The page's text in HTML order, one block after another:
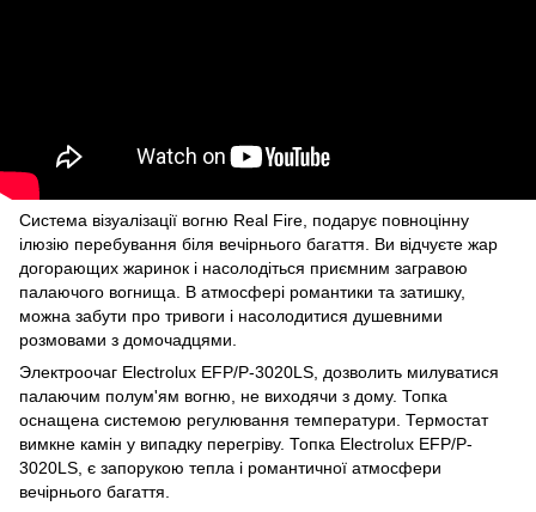
Система візуалізації вогню Real Fire, подарує повноцінну
ілюзію перебування біля вечірнього багаття. Ви відчуєте жар
догорающих жаринок і насолодіться приємним загравою
палаючого вогнища. В атмосфері романтики та затишку,
можна забути про тривоги і насолодитися душевними
розмовами з домочадцями.
Электроочаг Electrolux EFP/P-3020LS, дозволить милуватися
палаючим полум'ям вогню, не виходячи з дому. Топка
оснащена системою регулювання температури. Термостат
вимкне камін у випадку перегріву. Топка Electrolux EFP/P-
3020LS, є запорукою тепла і романтичної атмосфери
вечірнього багаття.